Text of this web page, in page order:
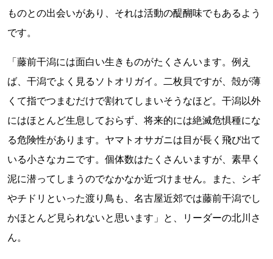
ものとの出会いがあり、それは活動の醍醐味でもあるよう
です。
「藤前干潟には面白い生きものがたくさんいます。例え
ば、干潟でよく見るソトオリガイ。二枚貝ですが、殻が薄
くて指でつまむだけで割れてしまいそうなほど。干潟以外
にはほとんど生息しておらず、将来的には絶滅危惧種にな
る危険性があります。ヤマトオサガニは目が長く飛び出て
いる小さなカニです。個体数はたくさんいますが、素早く
泥に潜ってしまうのでなかなか近づけません。また、シギ
やチドリといった渡り鳥も、名古屋近郊では藤前干潟でし
かほとんど見られないと思います」と、リーダーの北川さ
ん。